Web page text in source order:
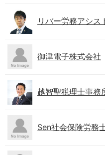
リバー労務アシス
御津電子株式会社
越智聖税理士事務
Sen社会保険労務